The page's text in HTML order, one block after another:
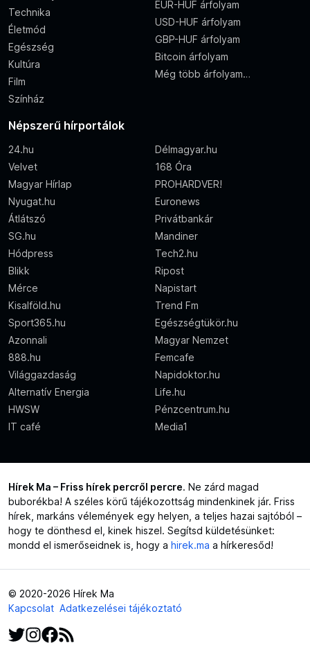
Technika
Életmód
Egészség
Kultúra
Film
Színház
EUR-HUF árfolyam
USD-HUF árfolyam
GBP-HUF árfolyam
Bitcoin árfolyam
Még több árfolyam…
Népszerű hírportálok
24.hu
Délmagyar.hu
Velvet
168 Óra
Magyar Hírlap
PROHARDVER!
Nyugat.hu
Euronews
Átlátszó
Privátbankár
SG.hu
Mandiner
Hódpress
Tech2.hu
Blikk
Ripost
Mérce
Napistart
Kisalföld.hu
Trend Fm
Sport365.hu
Egészségtükör.hu
Azonnali
Magyar Nemzet
888.hu
Femcafe
Világgazdaság
Napidoktor.hu
Alternatív Energia
Life.hu
HWSW
Pénzcentrum.hu
IT café
Media1
Hírek Ma – Friss hírek percről percre. Ne zárd magad
buborékba! A széles körű tájékozottság mindenkinek jár. Friss
hírek, markáns vélemények egy helyen, a teljes hazai sajtóból –
hogy te dönthesd el, kinek hiszel. Segítsd küldetésünket:
mondd el ismerőseidnek is, hogy a hirek.ma a hírkeresőd!
© 2020-2026 Hírek Ma
Kapcsolat Adatkezelései tájékoztató